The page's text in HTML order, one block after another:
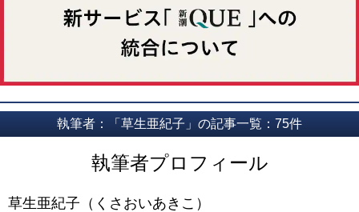
執筆者：「草生亜紀子」の記事一覧：75件
執筆者プロフィール
草生亜紀子（くさおいあきこ）